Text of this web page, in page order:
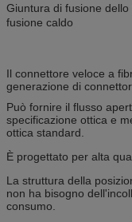
Giuntura di fusione
fusione caldo
Il connettore veloce a
generazione di
Può fornire il flusso
specificazione ottica e
ottica standard.
È progettato per alta
La struttura della
non ha bisogno
consumo.